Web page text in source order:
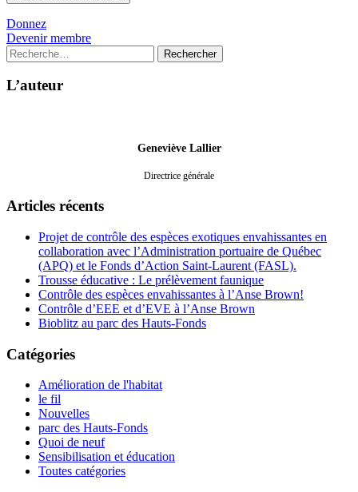
Donnez
Devenir membre
Rechercher :
L’auteur
Geneviève Lallier
Directrice générale
Articles récents
Projet de contrôle des espèces exotiques envahissantes en
collaboration avec l’Administration portuaire de Québec
(APQ) et le Fonds d’Action Saint-Laurent (FASL).
Trousse éducative : Le prélèvement faunique
Contrôle des espèces envahissantes à l’Anse Brown!
Contrôle d’EEE et d’EVE à l’Anse Brown
Bioblitz au parc des Hauts-Fonds
Catégories
Amélioration de l'habitat
le fil
Nouvelles
parc des Hauts-Fonds
Quoi de neuf
Sensibilisation et éducation
Toutes catégories